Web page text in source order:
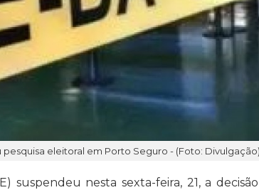
eleitoral em Porto Seguro - (Foto: Divulgação)
suspendeu nesta sexta-feira, 21, a